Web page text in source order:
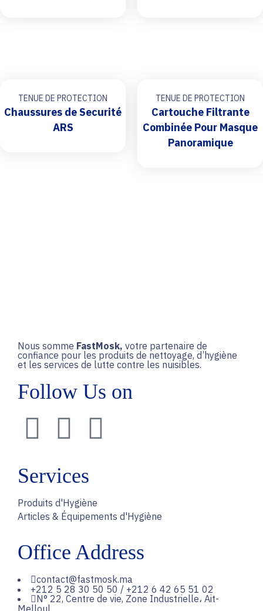
TENUE DE PROTECTION
Chaussures de Securité
ARS
TENUE DE PROTECTION
Cartouche Filtrante
Combinée Pour Masque
Panoramique
Nous somme FastMosk, votre partenaire de
confiance pour les produits de nettoyage, d’hygiène
et les services de lutte contre les nuisibles.
Follow Us on
Services
Produits d'Hygiène
Articles & Équipements d'Hygiène
Office Address
contact@fastmosk.ma
+212 5 28 30 50 50 / +212 6 42 65 51 02
N° 22, Centre de vie, Zone Industrielle، Ait-
Melloul